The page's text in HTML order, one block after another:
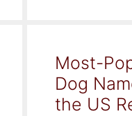
Most-
Dog
the US